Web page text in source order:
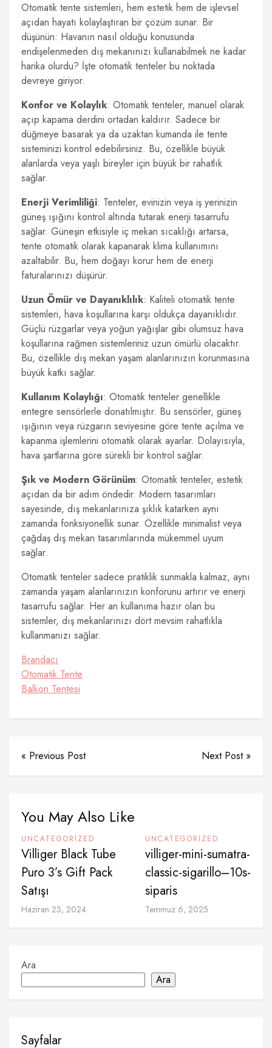
Otomatik tente sistemleri, hem estetik hem de işlevsel
açıdan hayatı kolaylaştıran bir çözüm sunar. Bir
düşünün: Havanın nasıl olduğu konusunda
endişelenmeden dış mekanınızı kullanabilmek ne kadar
harika olurdu? İşte otomatik tenteler bu noktada
devreye giriyor.
Konfor ve Kolaylık: Otomatik tenteler, manuel olarak
açıp kapama derdini ortadan kaldırır. Sadece bir
düğmeye basarak ya da uzaktan kumanda ile tente
sisteminizi kontrol edebilirsiniz. Bu, özellikle büyük
alanlarda veya yaşlı bireyler için büyük bir rahatlık
sağlar.
Enerji Verimliliği: Tenteler, evinizin veya iş yerinizin
güneş ışığını kontrol altında tutarak enerji tasarrufu
sağlar. Güneşin etkisiyle iç mekan sıcaklığı artarsa,
tente otomatik olarak kapanarak klima kullanımını
azaltabilir. Bu, hem doğayı korur hem de enerji
faturalarınızı düşürür.
Uzun Ömür ve Dayanıklılık: Kaliteli otomatik tente
sistemleri, hava koşullarına karşı oldukça dayanıklıdır.
Güçlü rüzgarlar veya yoğun yağışlar gibi olumsuz hava
koşullarına rağmen sistemleriniz uzun ömürlü olacaktır.
Bu, özellikle dış mekan yaşam alanlarınızın korunmasına
büyük katkı sağlar.
Kullanım Kolaylığı: Otomatik tenteler genellikle
entegre sensörlerle donatılmıştır. Bu sensörler, güneş
ışığının veya rüzgarın seviyesine göre tente açılma ve
kapanma işlemlerini otomatik olarak ayarlar. Dolayısıyla,
hava şartlarına göre sürekli bir kontrol sağlar.
Şık ve Modern Görünüm: Otomatik tenteler, estetik
açıdan da bir adım öndedir. Modern tasarımları
sayesinde, dış mekanlarınıza şıklık katarken aynı
zamanda fonksiyonellik sunar. Özellikle minimalist veya
çağdaş dış mekan tasarımlarında mükemmel uyum
sağlar.
Otomatik tenteler sadece pratiklik sunmakla kalmaz, aynı
zamanda yaşam alanlarınızın konforunu artırır ve enerji
tasarrufu sağlar. Her an kullanıma hazır olan bu
sistemler, dış mekanlarınızı dört mevsim rahatlıkla
kullanmanızı sağlar.
Brandacı
Otomatik Tente
Balkon Tentesi
« Previous Post Next Post »
You May Also Like
UNCATEGORIZED
Villiger Black Tube
Puro 3’s Gift Pack
Satışı
Haziran 23, 2024
UNCATEGORIZED
villiger-mini-sumatra-
classic-sigarillo–10s-
siparis
Temmuz 6, 2025
Ara
Ara
Sayfalar